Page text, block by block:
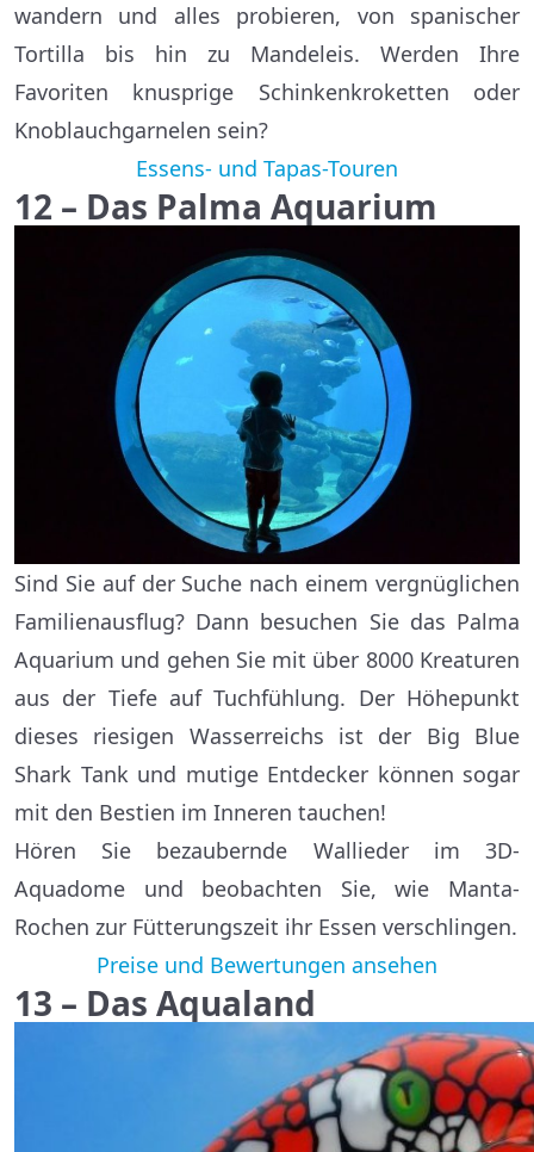
wandern und alles probieren, von spanischer
Tortilla bis hin zu Mandeleis. Werden Ihre
Favoriten knusprige Schinkenkroketten oder
Knoblauchgarnelen sein?
Essens- und Tapas-Touren
12 – Das Palma Aquarium
Sind Sie auf der Suche nach einem vergnüglichen
Familienausflug? Dann besuchen Sie das Palma
Aquarium und gehen Sie mit über 8000 Kreaturen
aus der Tiefe auf Tuchfühlung. Der Höhepunkt
dieses riesigen Wasserreichs ist der Big Blue
Shark Tank und mutige Entdecker können sogar
mit den Bestien im Inneren tauchen!
Hören Sie bezaubernde Wallieder im 3D-
Aquadome und beobachten Sie, wie Manta-
Rochen zur Fütterungszeit ihr Essen verschlingen.
Preise und Bewertungen ansehen
13 – Das Aqualand